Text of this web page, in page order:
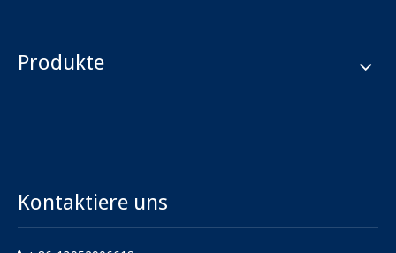
Produkte
Kontaktiere uns